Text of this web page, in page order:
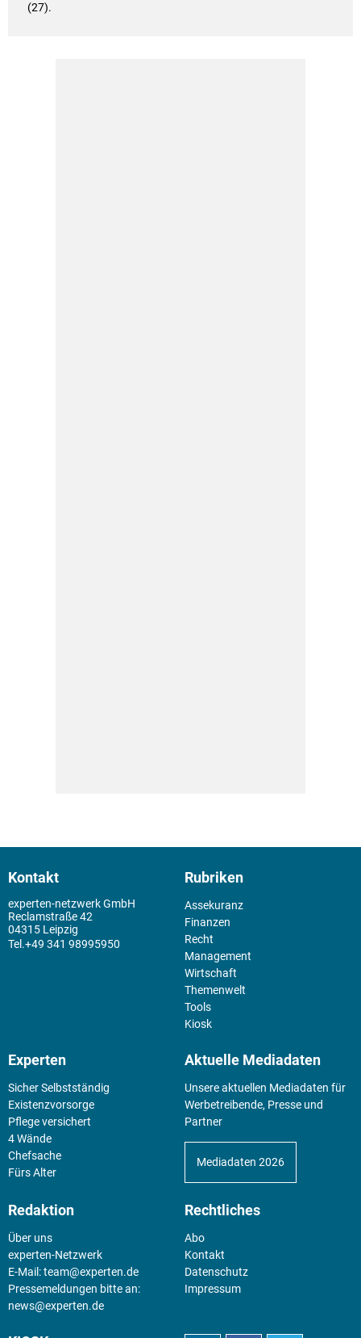
(27).
Kontakt
experten-netzwerk GmbH
Reclamstraße 42
04315 Leipzig
+49 341 98995950
Rubriken
Assekuranz
Finanzen
Recht
Management
Wirtschaft
Themenwelt
Tools
Kiosk
Experten
Sicher Selbstständig
Existenz­vorsorge
Pflege versichert
4 Wände
Chefsache
Fürs Alter
Aktuelle Mediadaten
Unsere aktuellen Mediadaten für
Werbetreibende, Presse und
Partner
Mediadaten 2026
Redaktion
Über uns
experten-Netzwerk
E-Mail:team@experten.de
Pressemeldungen bitte an:
news@experten.de
Rechtliches
Abo
Kontakt
Datenschutz
Impressum